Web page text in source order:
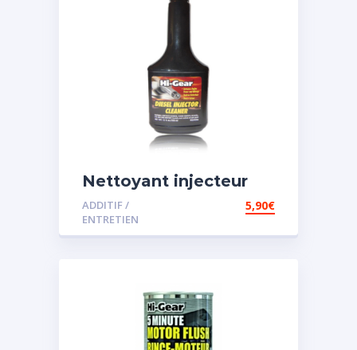
Nettoyant injecteur
diesel
ADDITIF /
ENTRETIEN
5,90€